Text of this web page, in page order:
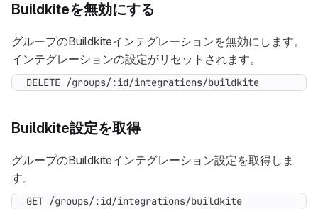
Buildkiteを無効にする
グループのBuildkiteインテグレーションを無効にします。
インテグレーションの設定がリセットされます。
DELETE /groups/:id/integrations/buildkite
Buildkite設定を取得
グループのBuildkiteインテグレーション設定を取得しま
す。
GET /groups/:id/integrations/buildkite